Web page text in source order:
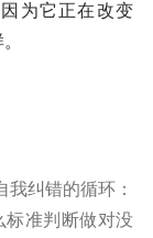
为它正在改变
纠错的循环：
准判断做对没